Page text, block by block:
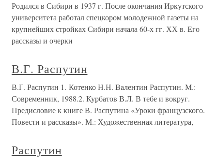
Родился в Сибири в 1937 г. После окончания Иркутского
университета работал спецкором молодежной газеты на
крупнейших стройках Сибири начала 60-х гг. ХХ в. Его
рассказы и очерки
В.Г. Распутин
В.Г. Распутин 1. Котенко Н.Н. Валентин Распутин. М.:
Современник, 1988.2. Курбатов В.Л. В тебе и вокруг.
Предисловие к книге В. Распутина «Уроки французского.
Повести и рассказы». М.: Художественная литература,
Распутин